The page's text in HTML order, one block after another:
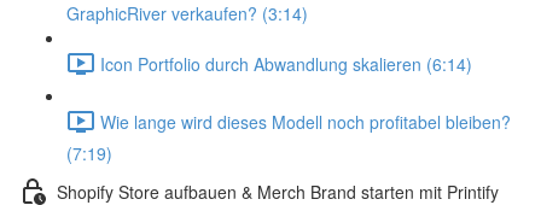
GraphicRiver verkaufen? (3:14)
Icon Portfolio durch Abwandlung skalieren (6:14)
Wie lange wird dieses Modell noch profitabel bleiben?
(7:19)
Shopify Store aufbauen & Merch Brand starten mit Printify